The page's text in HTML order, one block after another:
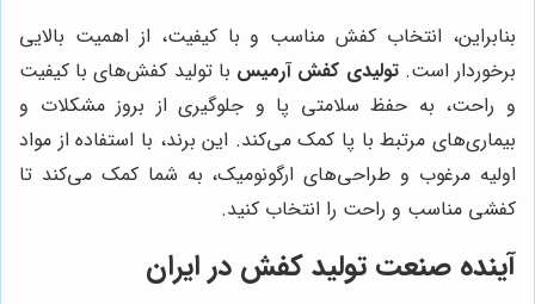
بنابراین، انتخاب کفش مناسب و با کیفیت، از اهمیت بالایی
برخوردار است.تولیدی کفش آرمیس با تولید کفش‌های با کیفیت
و راحت، به حفظ سلامتی پا و جلوگیری از بروز مشکلات و
بیماری‌های مرتبط با پا کمک می‌کند. این برند، با استفاده از مواد
اولیه مرغوب و طراحی‌های ارگونومیک، به شما کمک می‌کند تا
کفشی مناسب و راحت را انتخاب کنید.
آینده صنعت تولید کفش در ایران